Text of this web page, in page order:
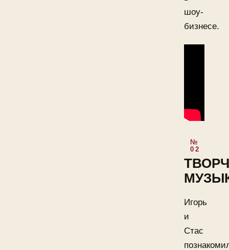
шоу-
бизнесе.
Игорь
и
Стас